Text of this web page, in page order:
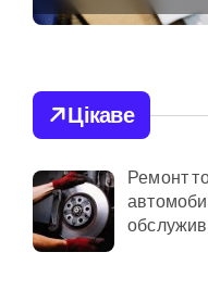
атак
фрукти
у розпліднику
на майже 9 млн грн
результати
Києві
Цікаве
Ремонт